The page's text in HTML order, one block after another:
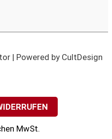
| Powered by CultDesign
MwSt.